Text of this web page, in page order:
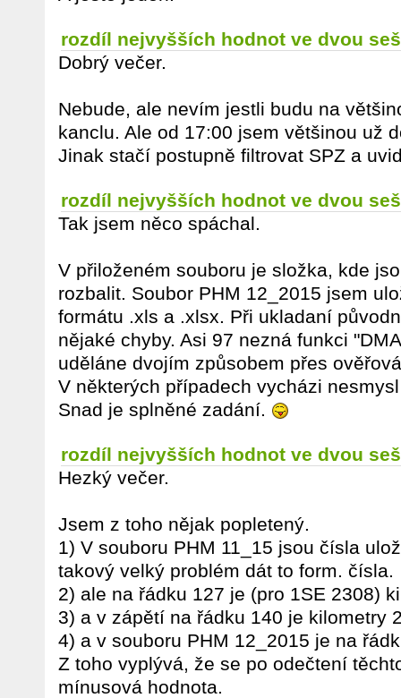
rozdíl nejvyšších hodnot ve dvou
Dobrý večer.
Nebude, ale nevím jestli budu na
kanclu. Ale od 17:00 jsem většinou už
Jinak stačí postupně filtrovat SPZ a
rozdíl nejvyšších hodnot ve dvou
Tak jsem něco spáchal.
V přiloženém souboru je složka, kde
rozbalit. Soubor PHM 12_2015 jsem
formátu .xls a .xlsx. Při ukladaní
nějaké chyby. Asi 97 nezná funkci
uděláne dvojím způsobem přes
V některých případech vycházi
Snad je splněné zadání.
rozdíl nejvyšších hodnot ve dvou
Hezký večer.
Jsem z toho nějak popletený.
1) V souboru PHM 11_15 jsou čísla
takový velký problém dát to form. čísla.
2) ale na řádku 127 je (pro 1SE 2308)
3) a v zápětí na řádku 140 je kilometry
4) a v souboru PHM 12_2015 je na
Z toho vyplývá, že se po odečtení
mínusová hodnota.